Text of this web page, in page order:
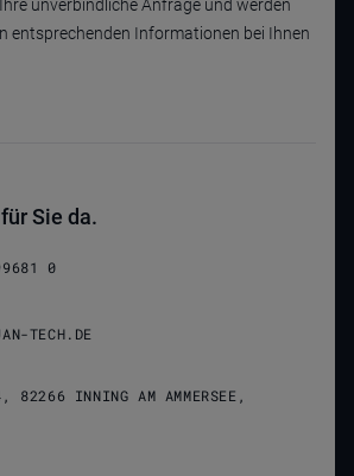
unverbindliche Anfrage und werden
entsprechenden Informationen bei Ihnen
Sie da.
0
TECH.DE
82266 INNING AM AMMERSEE,